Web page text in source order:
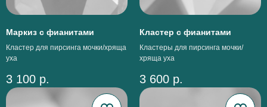
Маркиз с фианитами
Кластер для пирсинга мочки/хряща
уха
3 100 р.
Кластер с фианитами
Кластеры для пирсинга мочки/
хряща уха
3 600 р.